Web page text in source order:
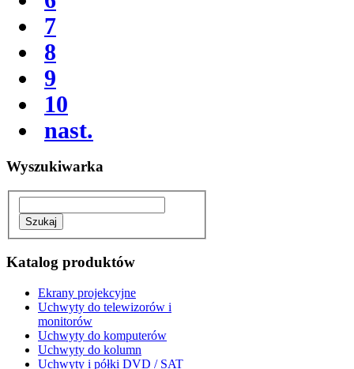
7
8
9
10
nast.
Wyszukiwarka
Katalog produktów
Ekrany projekcyjne
Uchwyty do telewizorów i
monitorów
Uchwyty do komputerów
Uchwyty do kolumn
Uchwyty i półki DVD / SAT